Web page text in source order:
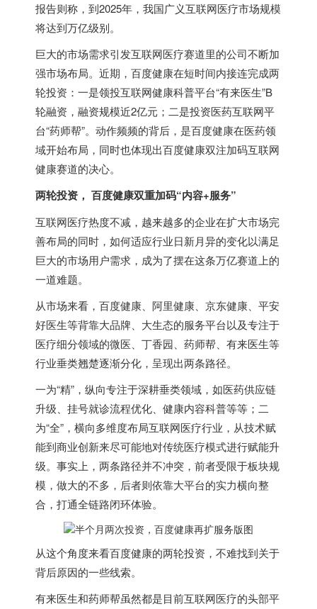
报告则称，到2025年，我国广义互联网医疗市场规模
将达到万亿级别。
巨大的市场需求引发互联网医疗赛道里的公司不断加
强市场布局。近期，百度健康在短时间内接连完成两
轮投资：一是领投互联网健康科普平台“有来医生”B
轮融资，融资规模近2亿元；二是投资医药互联网平
台“药师帮”。动作频频的背后，是百度健康在医药领
域开始布局，同时也体现出百度健康双注加码互联网
健康赛道的决心。
两轮投资， 百度健康双重加码“内容+服务”
互联网医疗热度不减，越来越多的企业在扩大市场完
善布局的同时，如何适应行业日新月异的变化以满足
巨大的市场用户需求，成为了摆在这条万亿赛道上的
一道难题。
从市场来看，百度健康、阿里健康、京东健康、平安
好医生等背靠大品牌、大生态的服务平台以及专注于
医疗细分领域的微医、丁香园、药师帮、有来医生等
行业垂类翘楚逐渐分化，呈现出两条路径。
一为“精”，纵向专注于深耕垂类领域，如医药供应链
升级、挂号就诊流程优化、健康内容科普等等；二
为“全”，横向多维度布局互联网医疗行业，从技术赋
能到商业创新来尽可能地对传统医疗模式进行赋能升
级。事实上，两条路径并不冲突，前者受限于板块规
模，做大的不多，后者则依靠大平台的实力横向整
合，打通全链路闭环体验。
从这个角度来看百度健康的两轮投资，不难找到关于
背后原因的一些线索。
有来医生和药师帮虽然都是目前互联网医疗的头部平